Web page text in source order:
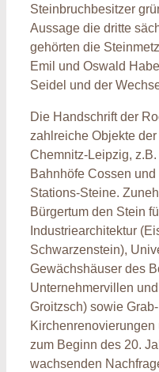
Steinbruchbesitzer
Aussage die dritte
gehörten die
Emil und Oswald
Seidel und der
Die Handschrift der
zahlreiche Objekte
Chemnitz-Leipzig,
Bahnhöfe Cossen
Stations-Steine.
Bürgertum den Stein
Industriearchitektur
Schwarzenstein),
Gewächshäuser des
Unternehmervillen
Groitzsch) sowie
zum Beginn des 20.
wachsenden